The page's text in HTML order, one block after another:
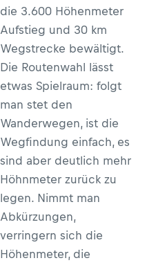
die 3.600 Höhenmeter
Aufstieg und 30 km
Wegstrecke bewältigt.
Die Routenwahl lässt
etwas Spielraum: folgt
man stet den
Wanderwegen, ist die
Wegfindung einfach, es
sind aber deutlich mehr
Höhnmeter zurück zu
legen. Nimmt man
Abkürzungen,
verringern sich die
Höhenmeter, die